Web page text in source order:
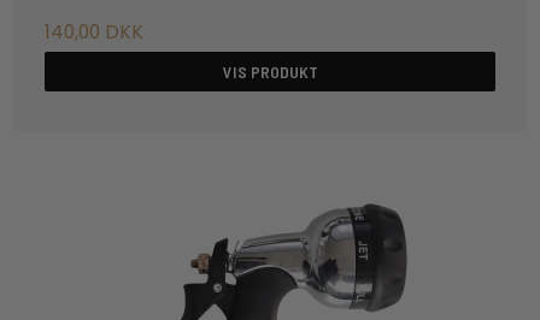
140,00 DKK
VIS PRODUKT